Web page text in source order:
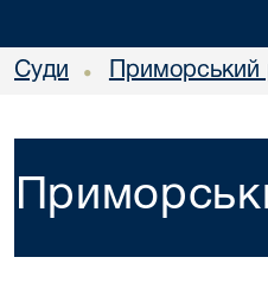
Суди •